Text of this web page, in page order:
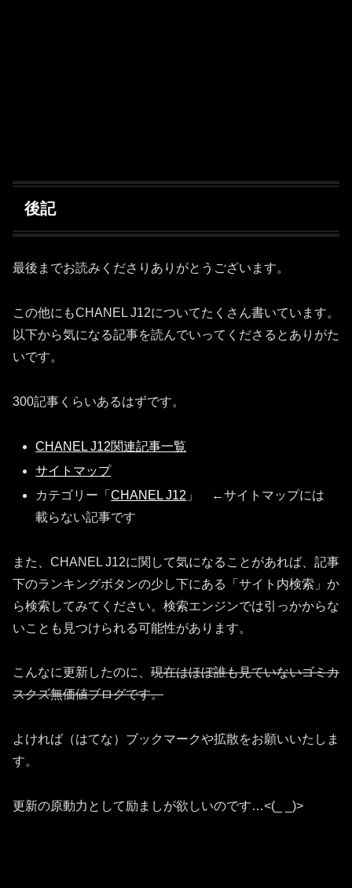
後記
最後までお読みくださりありがとうございます。
この他にもCHANEL J12についてたくさん書いています。
以下から気になる記事を読んでいってくださるとありがた
いです。
300記事くらいあるはずです。
CHANEL J12関連記事一覧
サイトマップ
カテゴリー「CHANEL J12 」 ←サイトマップには
載らない記事です
また、CHANEL J12に関して気になることがあれば、記事
下のランキングボタンの少し下にある「サイト内検索」か
ら検索してみてください。検索エンジンでは引っかからな
いことも見つけられる可能性があります。
こんなに更新したのに、 現在はほぼ誰も見ていないゴミカ
スクズ無価値ブログです。
よければ（はてな）ブックマークや拡散をお願いいたしま
す。
更新の原動力として励ましが欲しいのです…<(_ _)>